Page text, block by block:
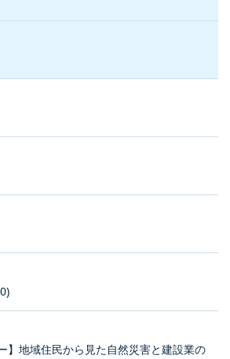
】地域住民から見た自然災害と建設業の